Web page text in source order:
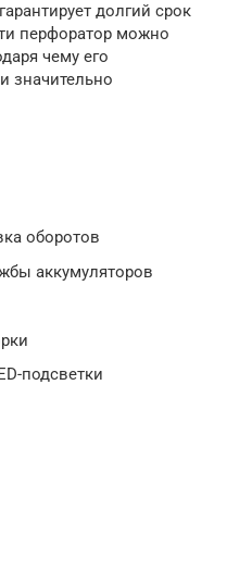
долгий срок
перфоратор можно
чему его
значительно
оборотов
аккумуляторов
подсветки